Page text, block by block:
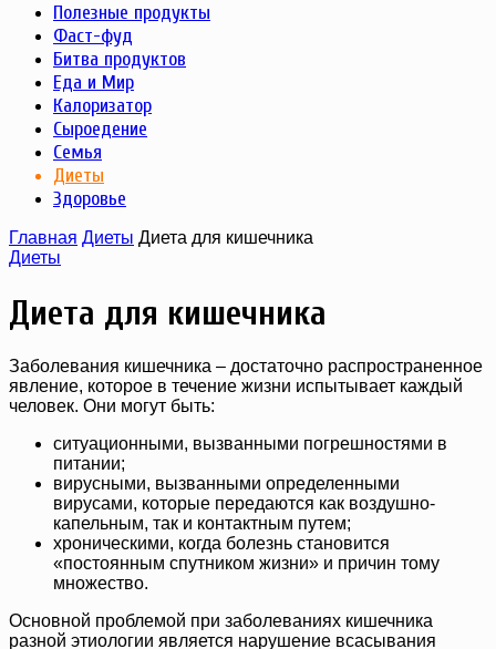
Полезные продукты
Фаст-фуд
Битва продуктов
Еда и Мир
Калоризатор
Сыроедение
Семья
Диеты
Здоровье
Главная Диеты Диета для кишечника
Диеты
Диета для кишечника
Заболевания кишечника – достаточно распространенное
явление, которое в течение жизни испытывает каждый
человек. Они могут быть:
ситуационными, вызванными погрешностями в
питании;
вирусными, вызванными определенными
вирусами, которые передаются как воздушно-
капельным, так и контактным путем;
хроническими, когда болезнь становится
«постоянным спутником жизни» и причин тому
множество.
Основной проблемой при заболеваниях кишечника
разной этиологии является нарушение всасывания